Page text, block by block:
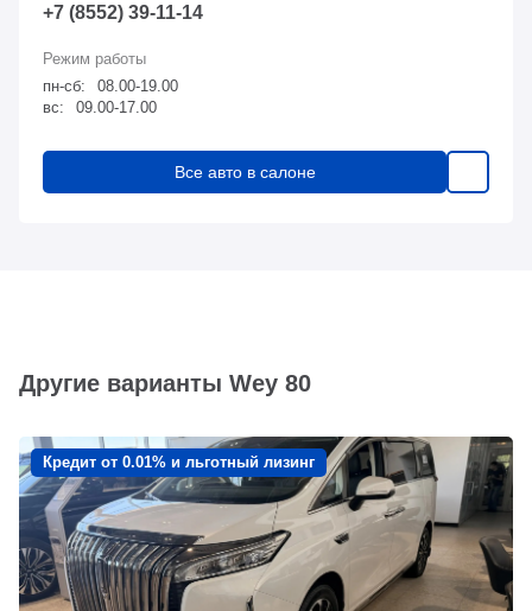
+7 (8552) 39-11-14
пн-сб:
08.00-19.00
вс:
09.00-17.00
Все авто в салоне
Другие варианты Wey 80
Кредит от 0.01% и льготный лизинг